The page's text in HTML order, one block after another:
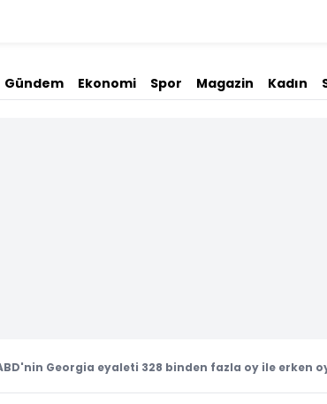
Gündem Ekonomi Spor Magazin Kadın
Georgia eyaleti 328 binden fazla oy ile erken